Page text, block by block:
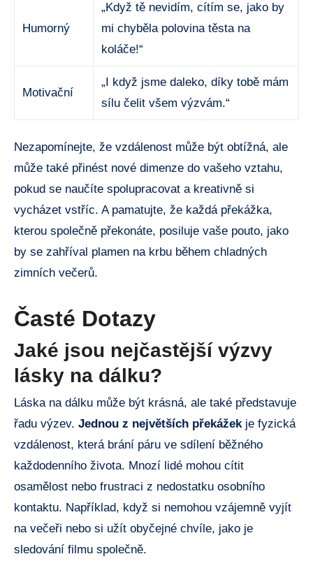
Humorný
„Když tě nevidím, cítím se, jako by
mi chyběla polovina těsta na
koláče!“
Motivační
„I když jsme daleko, díky tobě mám
sílu čelit všem výzvám.“
Nezapomínejte, že vzdálenost může být obtížná, ale
může také přinést nové dimenze do vašeho vztahu,
pokud se naučíte spolupracovat a kreativně si
vycházet vstříc. A pamatujte, že každá překážka,
kterou společně překonáte, posiluje vaše pouto, jako
by se zahříval plamen na krbu během chladných
zimních večerů.
Časté Dotazy
Jaké jsou nejčastější výzvy
lásky na dálku?
Láska na dálku může být krásná, ale také představuje
řadu výzev. Jednou z největších překážekje fyzická
vzdálenost, která brání páru ve sdílení běžného
každodenního života. Mnozí lidé mohou cítit
osamělost nebo frustraci z nedostatku osobního
kontaktu. Například, když si nemohou vzájemně vyjít
na večeři nebo si užít obyčejné chvíle, jako je
sledování filmu společně.